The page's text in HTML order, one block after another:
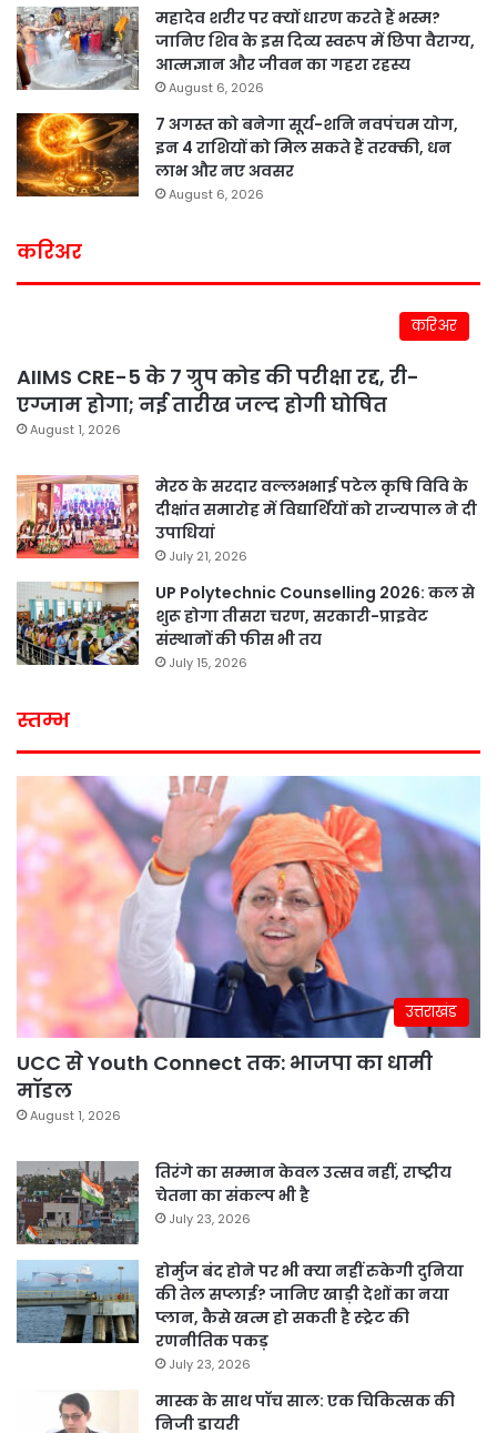
महादेव शरीर पर क्यों धारण करते हैं भस्म?
जानिए शिव के इस दिव्य स्वरूप में छिपा वैराग्य,
आत्मज्ञान और जीवन का गहरा रहस्य
August 6, 2026
7 अगस्त को बनेगा सूर्य-शनि नवपंचम योग,
इन 4 राशियों को मिल सकते हैं तरक्की, धन
लाभ और नए अवसर
August 6, 2026
करिअर
करिअर
AIIMS CRE-5 के 7 ग्रुप कोड की परीक्षा रद्द, री-
एग्जाम होगा; नई तारीख जल्द होगी घोषित
August 1, 2026
मेरठ के सरदार वल्लभभाई पटेल कृषि विवि के
दीक्षांत समारोह में विद्यार्थियों को राज्यपाल ने दी
उपाधियां
July 21, 2026
UP Polytechnic Counselling 2026: कल से
शुरू होगा तीसरा चरण, सरकारी-प्राइवेट
संस्थानों की फीस भी तय
July 15, 2026
स्तम्भ
उत्तराखंड
UCC से Youth Connect तक: भाजपा का धामी
मॉडल
August 1, 2026
तिरंगे का सम्मान केवल उत्सव नहीं, राष्ट्रीय
चेतना का संकल्प भी है
July 23, 2026
होर्मुज बंद होने पर भी क्या नहीं रुकेगी दुनिया
की तेल सप्लाई? जानिए खाड़ी देशों का नया
प्लान, कैसे खत्म हो सकती है स्ट्रेट की
रणनीतिक पकड़
July 23, 2026
मास्क के साथ पॉच साल: एक चिकित्सक की
निजी डायरी